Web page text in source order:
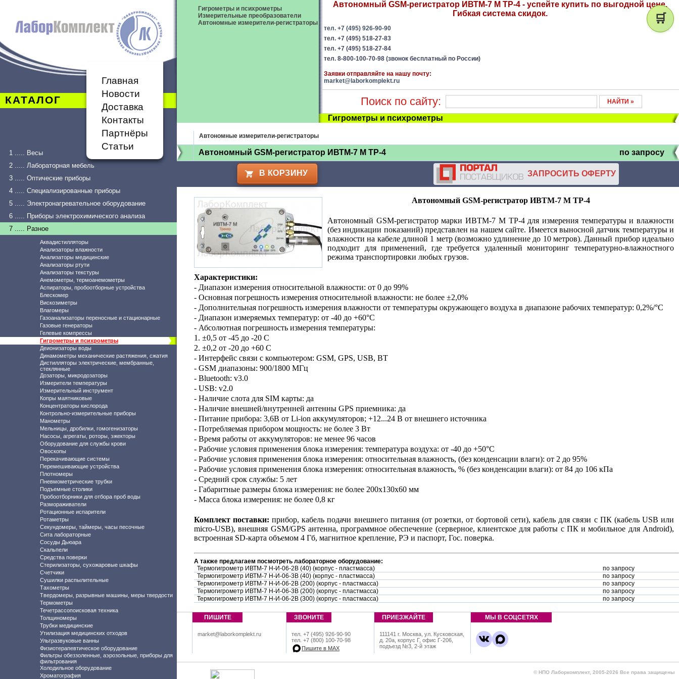
КАТАЛОГ
Главная
Новости
Доставка
Контакты
Партнёры
Статьи
1 ..... Весы
2 ..... Лабораторная мебель
3 ..... Оптические приборы
4 ..... Специализированные приборы
5 ..... Электронагревательное оборудование
6 ..... Приборы электрохимического анализа
7 ..... Разное
Аквадистилляторы
Анализаторы влажности
Анализаторы медицинские
Анализаторы ртути
Анализаторы текстуры
Анемометры, термоанемометры
Аспираторы, пробоотборные устройства
Блескомер
Вискозиметры
Влагомеры
Газоанализаторы переносные и стационарные
Газовые генераторы
Гелевые компрессы
Гигрометры и психрометры
Деионизаторы воды
Динамометры механические растяжения, сжатия
Дистилляторы электрические, мембранные,
стеклянные
Дозаторы, микродозаторы
Измерители температуры
Измерительный инструмент
Копры маятниковые
Концентраторы кислорода
Контрольно-измерительные приборы
Манометры
Мельницы, дробилки, гомогенизаторы
Насосы, агрегаты, роторы, эжекторы
Оборудование для службы крови
Овоскопы
Перекачивающие системы
Перемешивающие устройства
Плотномеры
Пневмометрические трубки
Подъемные столики
Пробоотборники для отбора проб воды
Размораживатели
Ротационные испарители
Ротаметры
Секундомеры, таймеры, часы песочные
Сита лабораторные
Сосуды Дьюара
Скальпели
Средства поверки
Стерилизаторы, сухожаровые шкафы
Счетчики
Сушилки распылительные
Тахометры
Твердомеры, разрывные машины, меры твердости
Термометры
Течетрассопоисковая техника
Толщиномеры
Трубки медицинские
Утилизация медицинских отходов
Ультразвуковые ванны
Физиотерапевтическое оборудование
Фильтры обеззоленные, аэрозольные, приборы для
фильтрования
Холодильное оборудование
Хроматография
Гигрометры и психрометры
Измерительные преобразователи
Автономные измерители-регистраторы
Автономный GSM-регистратор ИВТМ-7 М ТР-4 - успейте купить по выгодной цене.
Гибкая система скидок.
тел. +7 (495) 926-90-90
тел. +7 (495) 518-27-83
тел. +7 (495) 518-27-84
тел. 8-800-100-70-98 (звонок бесплатный по России)
Заявки отправляйте на нашу почту:
market@laborkomplekt.ru
Поиск по сайту:
Гигрометры и психрометры
Автономные измерители-регистраторы
Автономный GSM-регистратор ИВТМ-7 М ТР-4 по запросу
В КОРЗИНУ ЗАПРОСИТЬ ОФЕРТУ
Автономный GSM-регистратор ИВТМ-7 М ТР-4
Автономный GSM-регистратор марки ИВТМ-7 М ТР-4 для измерения температуры и влажности
(без индикации показаний) представлен на нашем сайте. Имеется выносной датчик температуры и
влажности на кабеле длиной 1 метр (возможно удлинение до 10 метров). Данный прибор идеально
подходит для применений, где требуется удаленный мониторинг температурно-влажностного
режима транспортировки любых грузов.
Характеристики:
- Диапазон измерения относительной влажности: от 0 до 99%
- Основная погрешность измерения относительной влажности: не более ±2,0%
- Дополнительная погрешность измерения влажности от температуры окружающего воздуха в диапазоне рабочих температур: 0,2%/°С
- Диапазон измеряемых температур: от -40 до +60°С
- Абсолютная погрешность измерения температуры:
1. ±0,5 от -45 до -20 С
2. ±0,2 от -20 до +60 С
- Интерфейс связи с компьютером: GSM, GPS, USB, BT
- GSM диапазоны: 900/1800 МГц
- Bluetooth: v3.0
- USB: v2.0
- Наличие слота для SIM карты: да
- Наличие внешней/внутренней антенны GPS приемника: да
- Питание прибора: 3,6В от Li-ion аккумуляторов; +12...24 В от внешнего источника
- Потребляемая прибором мощность: не более 3 Вт
- Время работы от аккумуляторов: не менее 96 часов
- Рабочие условия применения блока измерения: температура воздуха: от -40 до +50°С
- Рабочие условия применения блока измерения: относительная влажность, (без конденсации влаги): от 2 до 95%
- Рабочие условия применения блока измерения: относительная влажность, % (без конденсации влаги): от 84 до 106 кПа
- Средний срок службы: 5 лет
- Габаритные размеры блока измерения: не более 200х130х60 мм
- Масса блока измерения: не более 0,8 кг
Комплект поставки: прибор, кабель подачи внешнего питания (от розетки, от бортовой сети), кабель для связи с ПК (кабель USB или
micro-USB), внешняя GSM/GPS антенна, программное обеспечение (серверное, клиентское для работы с ПК и мобильное для Android),
встроенная SD-карта объемом 4 Гб, магнитное крепление, РЭ и паспорт, Гос. поверка.
А также предлагаем посмотреть лабораторное оборудование:
Термогигрометр ИВТМ-7 Н-И-06-2В (40) (корпус - пластмасса)
по запросу
Термогигрометр ИВТМ-7 Н-И-06-3В (40) (корпус - пластмасса)
по запросу
Термогигрометр ИВТМ-7 Н-И-06-2В (200) (корпус - пластмасса)
по запросу
Термогигрометр ИВТМ-7 Н-И-06-3В (200) (корпус - пластмасса)
по запросу
Термогигрометр ИВТМ-7 Н-И-06-2В (300) (корпус - пластмасса)
по запросу
ПИШИТЕ
market@laborkomplekt.ru
ЗВОНИТЕ
тел. +7 (495) 926-90-90
тел. +7 (800) 100-70-98
Пишите в МАХ
ПРИЕЗЖАЙТЕ
111141 г. Москва, ул. Кусковская,
д. 20а, корпус Г, офис Г-206,
подъезд №3, 2-й этаж
МЫ В СОЦСЕТЯХ
© НПО Лаборкомплект, 2005-2026 Все права защищены
🛒